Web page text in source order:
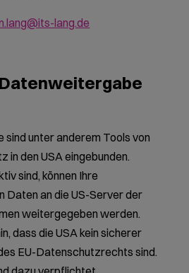
lang.de
sind unter anderem Tools von
in den USA eingebunden.
sind, können Ihre
Daten an die US-Server der
weitergegeben werden.
dass die USA kein sicherer
EU-Datenschutzrechts sind.